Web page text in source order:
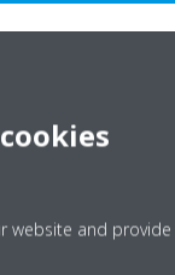
me rreze infra të
cookies
website and